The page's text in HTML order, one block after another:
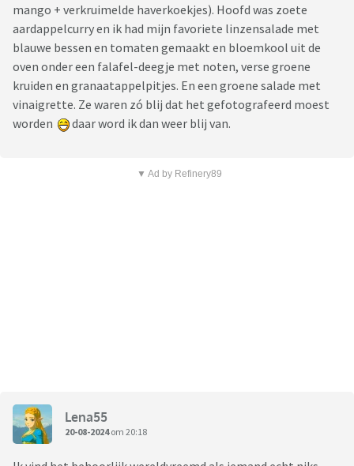
mango + verkruimelde haverkoekjes). Hoofd was zoete
aardappelcurry en ik had mijn favoriete linzensalade met
blauwe bessen en tomaten gemaakt en bloemkool uit de
oven onder een falafel-deegje met noten, verse groene
kruiden en granaatappelpitjes. En een groene salade met
vinaigrette. Ze waren zó blij dat het gefotografeerd moest
worden
daar word ik dan weer blij van.
▼ Ad by Refinery89
Lena55
20-08-2024om 20:18